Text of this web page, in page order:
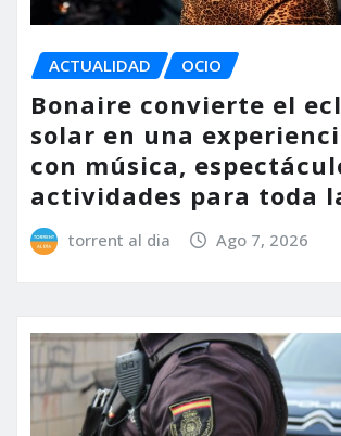
ACTUALIDAD OCIO
Bonaire convierte el
solar en una
con música,
actividades para toda
torrent al dia Ago 7, 2026